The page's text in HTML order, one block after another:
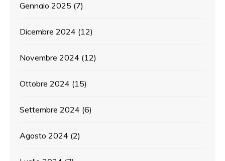
Gennaio 2025 (7)
Dicembre 2024 (12)
Novembre 2024 (12)
Ottobre 2024 (15)
Settembre 2024 (6)
Agosto 2024 (2)